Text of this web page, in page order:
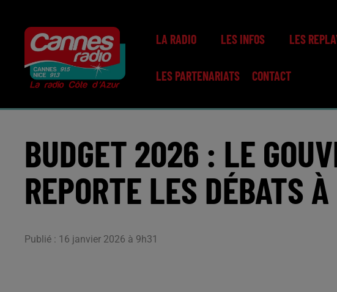
LA RADIO LES INFOS LES
LES PARTENARIATS CONTACT
BUDGET 2026 : LE
REPORTE LES DÉBATS
Publié : 16 janvier 2026 à 9h31